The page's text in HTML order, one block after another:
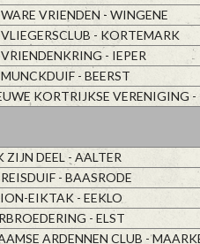
VRIENDEN - WINGENE
- KORTEMARK
- IEPER
- BEERST
KORTRIJKSE VERENIGING
ZIJN DEEL - AALTER
- BAASRODE
EIKTAK - EEKLO
- ELST
ARDENNEN CLUB -